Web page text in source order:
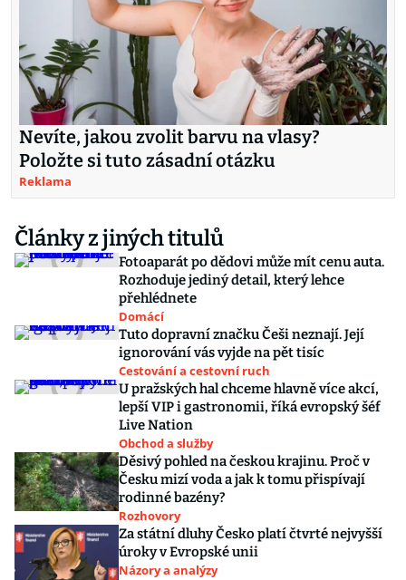
Nevíte, jakou zvolit barvu na vlasy?
Položte si tuto zásadní otázku
Reklama
Články z jiných titulů
Fotoaparát po dědovi může mít cenu auta.
Rozhoduje jediný detail, který lehce
přehlédnete
Domácí
Tuto dopravní značku Češi neznají. Její
ignorování vás vyjde na pět tisíc
Cestování a cestovní ruch
U pražských hal chceme hlavně více akcí,
lepší VIP i gastronomii, říká evropský šéf
Live Nation
Obchod a služby
Děsivý pohled na českou krajinu. Proč v
Česku mizí voda a jak k tomu přispívají
rodinné bazény?
Rozhovory
Za státní dluhy Česko platí čtvrté nejvyšší
úroky v Evropské unii
Názory a analýzy